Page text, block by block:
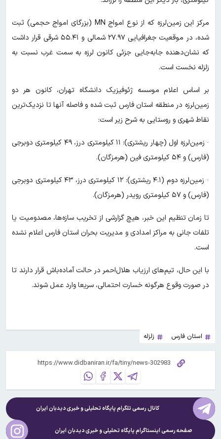
مرکز این زمین‌لرزه که از نوع امواج MN (بزرگای امواج حجمی) ثبت
شده، در موقعیت جغرافیایی ۲۷.۹۷ شمالی و ۵۵.۴۱ شرقی قرار داشت
که نشان‌دهنده جابه‌جایی جزئی کانون لرزه به سمت غرب نسبت به
زلزله نخست است.
بر اساس اعلام موسسه ژئوفیزیک دانشگاه تهران، کانون هر دو
زمین‌لرزه در منطقه استان فارس ثبت شده و فاصله آنها تا نزدیک‌ترین
نقاط شهری و روستایی به شرح زیر است:
· زمین‌لرزه اول (چهار ریشتری): ۱۱ کیلومتری درز، ۴۹ کیلومتری دوبرجی
(فارس) و ۵۴ کیلومتری فین (هرمزگان).
· زمین‌لرزه دوم (۴.۱ ریشتری): ۱۲ کیلومتری درز، ۴۳ کیلومتری دوبرجی
(فارس) و ۵۷ کیلومتری رویدر (هرمزگان).
تا زمان تنظیم این خبر، هیچ گزارشی از تخریب سازه‌ها، مصدومیت یا
تلفات جانی به مراکز امدادی و مدیریت بحران استان فارس اعلام نشده
است.
با این حال، تیم‌های ارزیاب هلال‌احمر در حالت آماده‌باش قرار دارند تا
در صورت وقوع هرگونه خسارت احتمالی، سریعا وارد عمل شوند.
استان فارس زلزله
کانال رسمی تلگرام پایگاه تحلیلی و خبریدیدبان ایران
صفحه رسمی اینستاگرام پایگاه تحلیلی و خبریدیدبان ایران